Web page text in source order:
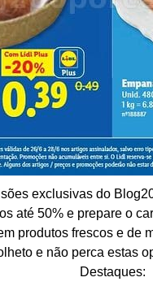
exclusivas do
até 50% e prepare o
produtos frescos e de
e não perca estas
Destaques: